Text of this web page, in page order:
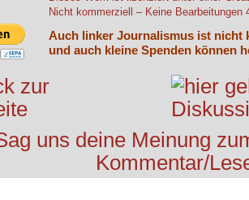
Nicht kommerziell – Keine Bearbeitungen
Auch linker Journalismus ist nicht
und auch kleine Spenden können